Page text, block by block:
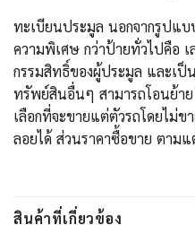
ทะเบียนประมูล นอกจากรูปแ
ความพิเศษ กว่าป้ายทั่วไปคือ
กรรมสิทธิ์ของผู้ประมูล และเ
ทรัพย์สินอื่นๆ สามารถโอนย้า
เลือกที่จะขายแต่ตัวรถโดยไม่ข
ลอยได้ ส่วนราคาซื้อขาย ตาม
สินค้าที่เกี่ยวข้อง